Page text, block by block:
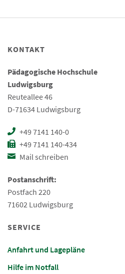
KONTAKT
Pädagogische Hochschule
Ludwigsburg
Reuteallee 46
D-71634 Ludwigsburg
+49 7141 140-0
+49 7141 140-434
Mail schreiben
Postanschrift:
Postfach 220
71602 Ludwigsburg
SERVICE
Anfahrt und Lagepläne
Hilfe im Notfall